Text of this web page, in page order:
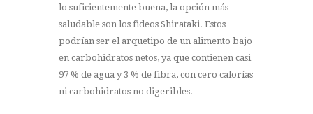
lo suficientemente buena, la opción más
saludable son los fideos Shirataki. Estos
podrían ser el arquetipo de un alimento bajo
en carbohidratos netos, ya que contienen casi
97 % de agua y 3 % de fibra, con cero calorías
ni carbohidratos no digeribles.